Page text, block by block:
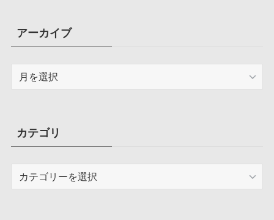
アーカイブ
ブカテゴリ